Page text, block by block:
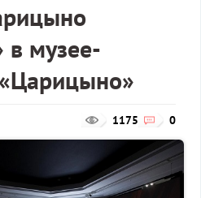
в музее-
0
1175